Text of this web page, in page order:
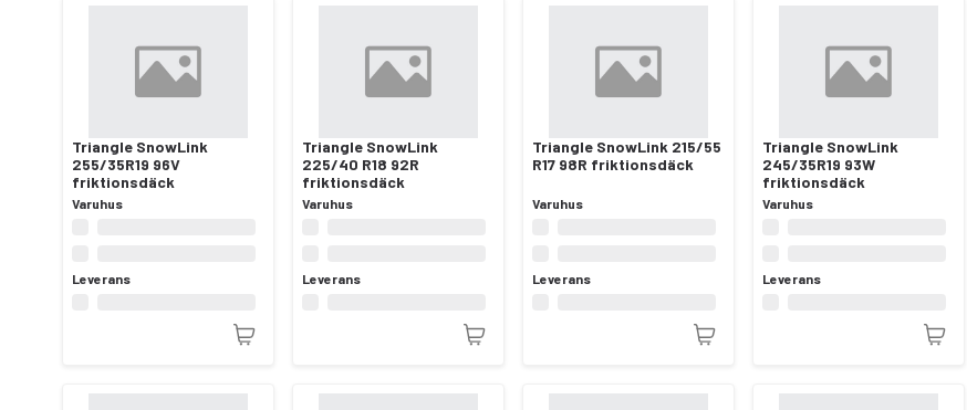
Triangle SnowLink
255/35R19 96V
friktionsdäck
Varuhus
Leverans
Triangle SnowLink
225/40 R18 92R
friktionsdäck
Varuhus
Leverans
Triangle SnowLink 215/55
R17 98R friktionsdäck
Varuhus
Leverans
Triangle SnowLink
245/35R19 93W
friktionsdäck
Varuhus
Leverans